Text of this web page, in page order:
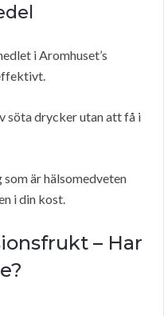
i Aromhuset’s
söta drycker utan att få i
är hälsomedveten
i din kost.
– Har